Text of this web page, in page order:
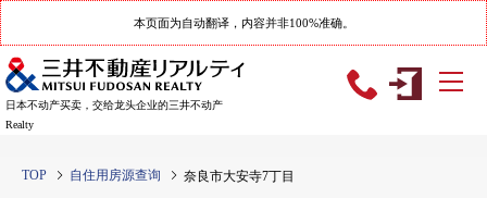
本页面为自动翻译，内容并非100%准确。
日本不动产买卖，交给龙头企业的三井不动产
Realty
TOP 自住用房源查询 奈良市大安寺7丁目